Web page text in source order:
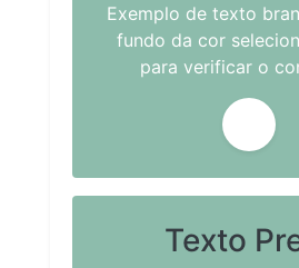
Exemplo de texto
fundo da cor
para verificar o
Texto